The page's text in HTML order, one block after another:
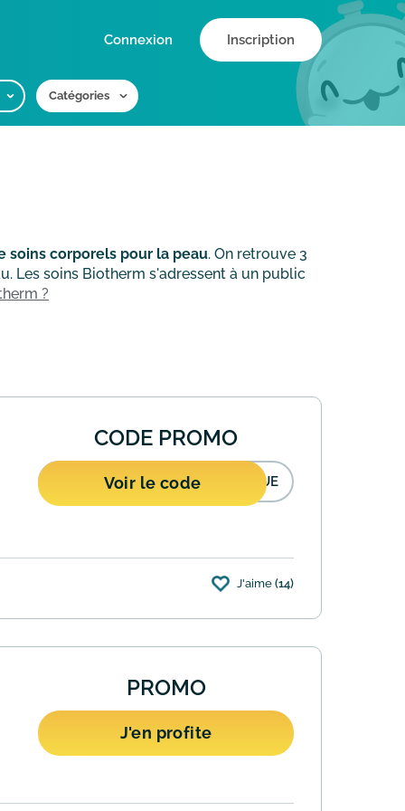
Connexion Inscription
Catégories
soins corporels pour la peau. On retrouve 3
Les soins Biotherm s'adressent à un public
?
CODE PROMO
Voir le code NUE
et bénéficiez immédiatement de
J'aime (14)
PROMO
J'en profite